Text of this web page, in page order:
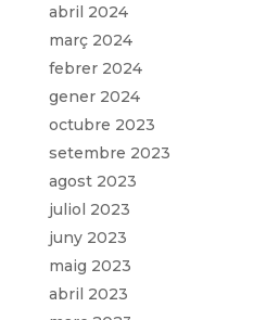
abril 2024
març 2024
febrer 2024
gener 2024
octubre 2023
setembre 2023
agost 2023
juliol 2023
juny 2023
maig 2023
abril 2023